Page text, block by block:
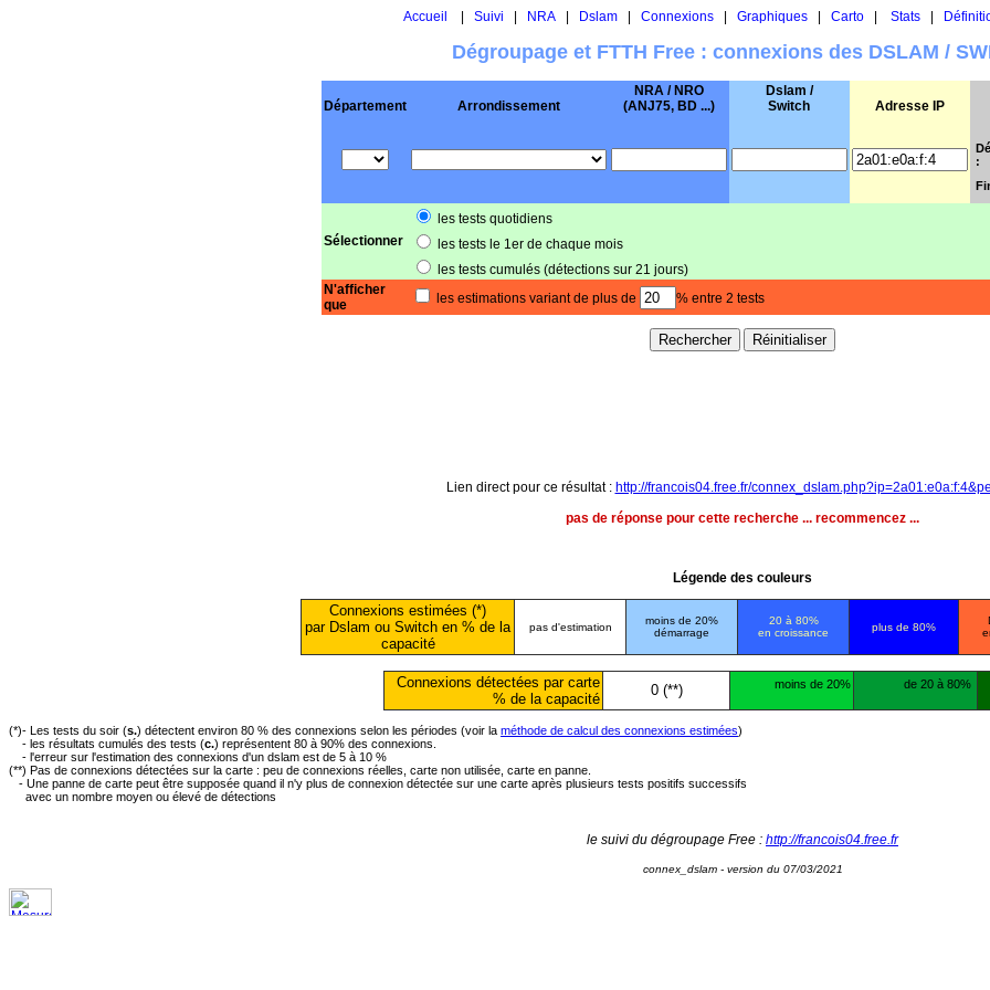
Accueil Suivi NRA| Dslam| Connexions| Graphiques| Carto| Stats|
Dégroupage et FTTH Free : connexions des DSLAM /
Département Arrondissement
NRA / NRO
(ANJ75, BD ...)
Dslam /
Switch
Adresse IP
:
Sélectionner
les tests quotidiens
les tests le 1er de chaque mois
les tests cumulés (détections sur 21 jours)
N'afficher
que
les estimations variant de plus de % entre 2 tests
Lien direct pour ce résultat : http://francois04.free.fr/
pas de réponse pour cette recherche ... recommencez ...
Légende des couleurs
Connexions estimées (*)
par Dslam ou Switch en % de la
capacité
pas d'estimation
moins de 20%
démarrage
20 à 80%
en croissance
plus de 80%
Connexions détectées par carte
% de la capacité
0 (**) moins de 20% de 20 à 80%
(*)- Les tests du soir (s.) détectent environ 80 % des connexions selon les périodes (voir la méthode de calcul des connexions estimées)
- les résultats cumulés des tests (c.) représentent 80 à 90% des connexions.
- l'erreur sur l'estimation des connexions d'un dslam est de 5 à 10 %
(**) Pas de connexions détectées sur la carte : peu de connexions réelles, carte non utilisée, carte en panne.
- Une panne de carte peut être supposée quand il n'y plus de connexion détectée sur une carte après plusieurs tests positifs successifs
avec un nombre moyen ou élevé de détections
le suivi du dégroupage Free : http://francois04.free.fr
connex_dslam - version du 07/03/2021